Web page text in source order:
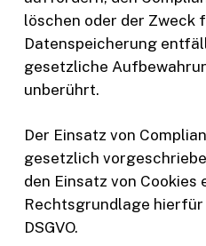
löschen oder der Zweck
Datenspeicherung
gesetzliche
unberührt.
Der Einsatz von
gesetzlich
den Einsatz von Cookies
Rechtsgrundlage hierfür
DSGVO.